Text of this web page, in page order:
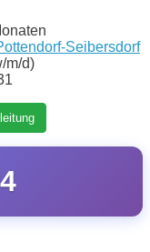
Seibersdorf
m/d)